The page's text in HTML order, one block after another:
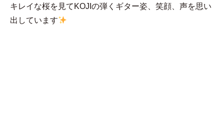
キレイな桜を見てKOJIの弾くギター姿、笑顔、声を思い
出しています